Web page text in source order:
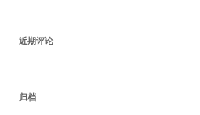
近期评论
归档